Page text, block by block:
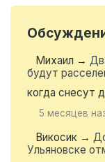
Михаил →
будут
когда снесут
5 месяцев
Викосик →
Ульяновске